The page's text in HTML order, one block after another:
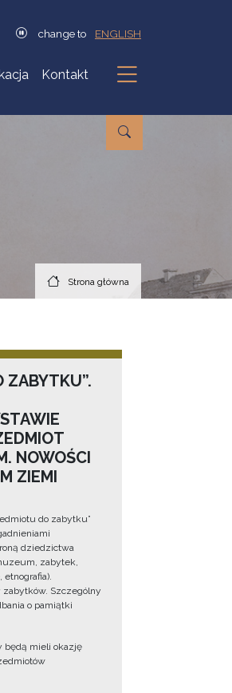
change to ENGLISH
Kontakt
Podmenu
Strona główna
ZABYTKU”.
NOWOŚCI
ZIEMI
do zabytku”
dziedzictwa
zabytek,
Szczególny
o pamiątki
będą mieli okazję